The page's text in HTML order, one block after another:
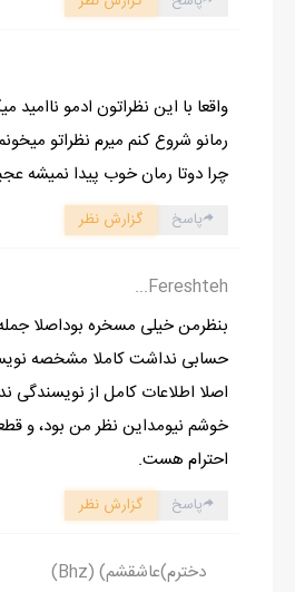
نباید تو خیابون بلند بخنده؛ ولی
یک دونه سیب از توی یکی از پلاستیک‌ها
کرده بود، گفت:
- بیا تو یک لحظه، کارت دارم.
- نچ‌نچ! مامانم گفته با غریبه‌ها حرف نزنم.
- مامانت دیگه چی‌ها بهت یاد داده؟
- باشه، بپرس؛ ولی اگه دلم خواست جواب
اشاره به ساختمون کرد و گفت:
- این‌جا زندگی می‌کنی؟ منظورم این
- ام... یه مدتی این‌جا می‌مونم.
- آها، از کجا اومدی؟
- ببین گفتی یک سوال! بیش‌تر از کوپنت
- ببین خانوم کوچولو... این‌جوری که
جنابعالی این‌جا هستین، احتمالش
بشیم؛ پس پا روی دم من نذار. گرچه
واقعا با این نظراتون ادمو
رمانو شروع کنم میرم نظراتو
چرا دوتا رمان خوب پیدا نمیشه
پاسخ گزارش نظر
Fereshteh...
بنظرمن خیلی مسخره بوداصلا
حسابی نداشت کاملا مشخصه
اصلا اطلاعات کامل از نویسندگی
خوشم نیومداین نظر من بود، و
احترام هست.
پاسخ گزارش نظر
دخترم)عاشقشم) (Bhz)